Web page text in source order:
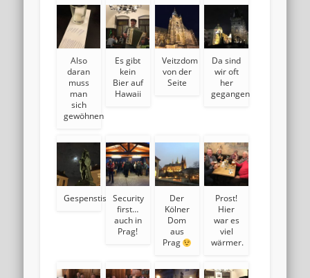
Also
daran
muss
man
sich
gewöhnen
Es gibt
kein
Bier auf
Hawaii
Veitzdom
von der
Seite
Da sind
wir oft
her
gegangen
GespenstischSecurity
first…
auch in
Prag!
Der
Kölner
Dom
aus
Prag
Prost!
Hier
war es
viel
wärmer.